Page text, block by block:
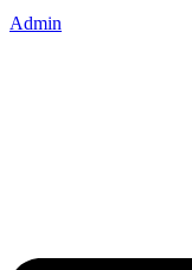
Admin